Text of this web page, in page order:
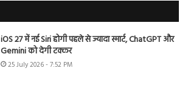
iOS 27 में नई Siri होगी पहले से ज्यादा स्मार्ट, ChatGPT और
Gemini को देगी टक्कर
25 July 2026 - 7:52 PM